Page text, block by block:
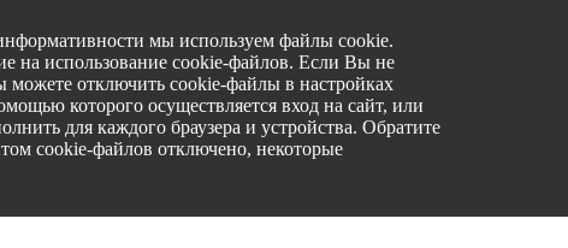
мы используем файлы cookie.
на использование cookie-файлов. Если Вы не
отключить cookie-файлы в настройках
которого осуществляется вход на сайт, или
для каждого браузера и устройства. Обратите
cookie-файлов отключено, некоторые